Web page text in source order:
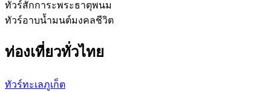
ทัวร์สักการะพระธาตุพนม
ทัวร์อาบน้ำมนต์มงคลชีวิต
ท่องเที่ยวทั่วไทย
ทัวร์ทะเลภูเก็ต